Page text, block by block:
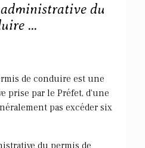
du
...
de conduire est une
prise par le Préfet, d'une
pas excéder six
du permis de